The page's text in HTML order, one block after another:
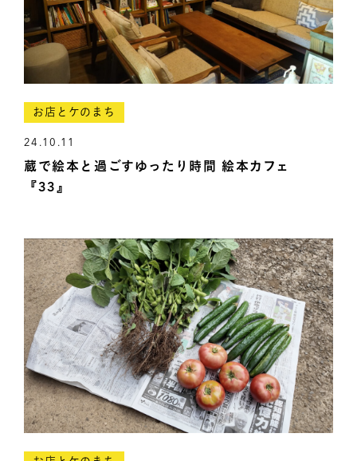
お店とケのまち
24.10.11
蔵で絵本と過ごすゆったり時間 絵本カフェ
『33』